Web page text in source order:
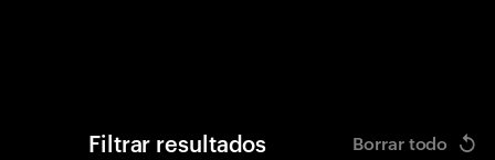
Filtrar resultados Borrar todo